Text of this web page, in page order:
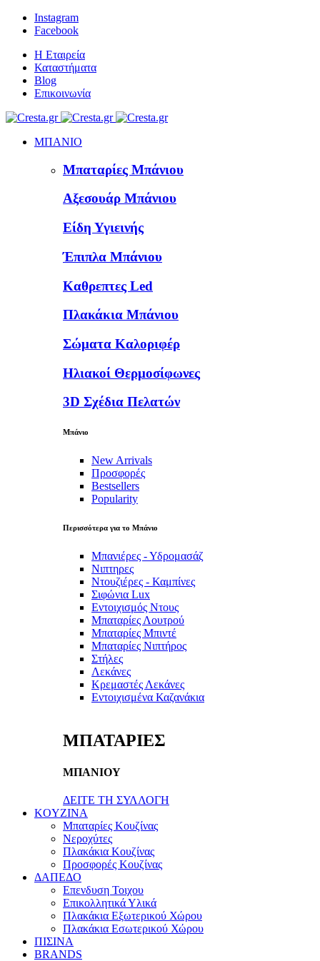
Instagram
Facebook
Η Εταιρεία
Καταστήματα
Blog
Επικοινωνία
ΜΠΑΝΙΟ
Μπαταρίες Μπάνιου
Αξεσουάρ Μπάνιου
Είδη Υγιεινής
Έπιπλα Μπάνιου
Καθρεπτες Led
Πλακάκια Μπάνιου
Σώματα Καλοριφέρ
Ηλιακοί Θερμοσίφωνες
3D Σχέδια Πελατών
Μπάνιο
New Arrivals
Προσφορές
Bestsellers
Popularity
Περισσότερα για το Μπάνιο
Μπανιέρες - Υδρομασάζ
Νιπτηρες
Ντουζιέρες - Καμπίνες
Σιφώνια Lux
Εντοιχισμός Ντους
Μπαταρίες Λουτρού
Μπαταρίες Μπιντέ
Μπαταρίες Νιπτήρος
Στήλες
Λεκάνες
Κρεμαστές Λεκάνες
Εντοιχισμένα Καζανάκια
ΜΠΑΤΑΡΙΕΣ
ΜΠΑΝΙΟΥ
ΔΕΙΤΕ ΤΗ ΣΥΛΛΟΓΗ
KOYZINA
Μπαταρίες Κουζίνας
Νεροχύτες
Πλακάκια Κουζίνας
Προσφορές Κουζίνας
ΔΑΠΕΔΟ
Επενδυση Τοιχου
Επικολλητικά Υλικά
Πλακάκια Εξωτερικού Χώρου
Πλακάκια Εσωτερικού Χώρου
ΠΙΣΙΝΑ
BRANDS